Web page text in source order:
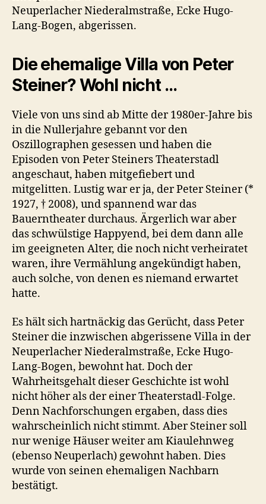
Neuperlacher Niederalmstraße, Ecke Hugo-
Lang-Bogen, abgerissen.
Die ehemalige Villa von Peter
Steiner? Wohl nicht …
Viele von uns sind ab Mitte der 1980er-Jahre bis
in die Nullerjahre gebannt vor den
Oszillographen gesessen und haben die
Episoden von Peter Steiners Theaterstadl
angeschaut, haben mitgefiebert und
mitgelitten. Lustig war er ja, der Peter Steiner (*
1927, † 2008), und spannend war das
Bauerntheater durchaus. Ärgerlich war aber
das schwülstige Happyend, bei dem dann alle
im geeigneten Alter, die noch nicht verheiratet
waren, ihre Vermählung angekündigt haben,
auch solche, von denen es niemand erwartet
hatte.
Es hält sich hartnäckig das Gerücht, dass Peter
Steiner die inzwischen abgerissene Villa in der
Neuperlacher Niederalmstraße, Ecke Hugo-
Lang-Bogen, bewohnt hat. Doch der
Wahrheitsgehalt dieser Geschichte ist wohl
nicht höher als der einer Theaterstadl-Folge.
Denn Nachforschungen ergaben, dass dies
wahrscheinlich nicht stimmt. Aber Steiner soll
nur wenige Häuser weiter am Kiaulehnweg
(ebenso Neuperlach) gewohnt haben. Dies
wurde von seinen ehemaligen Nachbarn
bestätigt.